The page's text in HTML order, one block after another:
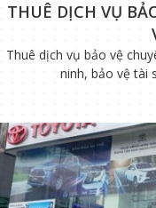
THUÊ DỊCH VỤ
Thuê dịch vụ bảo vệ
ninh, bảo vệ tài